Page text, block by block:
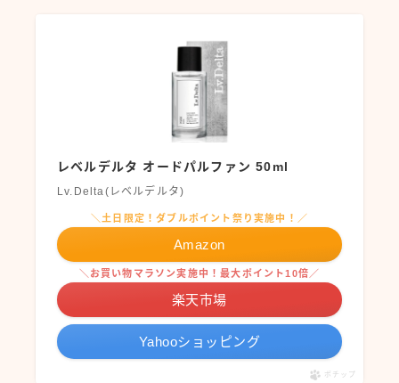
レベルデルタ オードパルファン 50ml
Lv.Delta(レベルデルタ)
＼土日限定！ダブルポイント祭り実施中！／
Amazon
＼お買い物マラソン実施中！最大ポイント10倍／
楽天市場
Yahooショッピング
ポチップ